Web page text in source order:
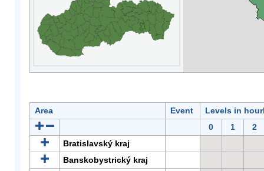
Area Event
Levels in
0
1
2
Bratislavský kraj
Banskobystrický kraj